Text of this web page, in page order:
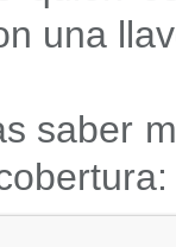
una
saber